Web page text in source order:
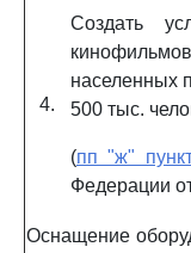
4.
Создать
населенных
500 тыс.
(пп "ж"
Федерации
Оснащение